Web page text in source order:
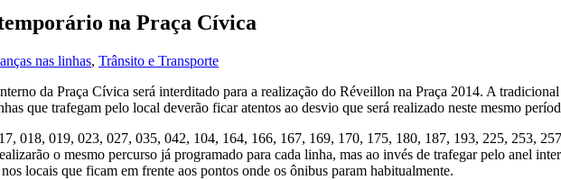
na Praça Cívica
nas linhas, Trânsito e Transporte
da Praça Cívica será interditado para a realização do Réveillon na Praça 2014. A
que trafegam pelo local deverão ficar atentos ao desvio que será realizado neste mesmo
018, 019, 023, 027, 035, 042, 104, 164, 166, 167, 169, 170, 175, 180, 187, 193, 225, 253,
o mesmo percurso já programado para cada linha, mas ao invés de trafegar pelo anel
locais que ficam em frente aos pontos onde os ônibus param habitualmente.